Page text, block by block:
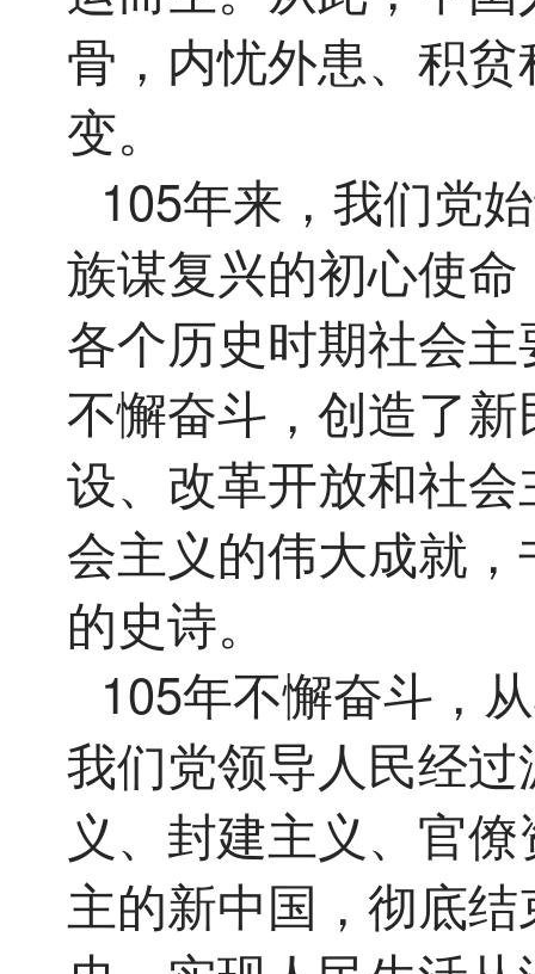
骨，内忧外患、积
变。
105年来，我们党
族谋复兴的初心使
各个历史时期社会
不懈奋斗，创造了
设、改革开放和社
会主义的伟大成就
的史诗。
105年不懈奋斗，
我们党领导人民经
义、封建主义、官
主的新中国，彻底